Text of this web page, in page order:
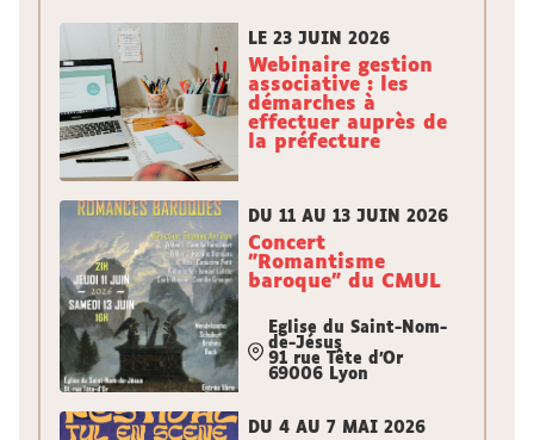
LE 23 JUIN 2026
Webinaire gestion
associative : les
démarches à
effectuer auprès de
la préfecture
DU 11 AU 13 JUIN 2026
Concert
"Romantisme
baroque" du CMUL
Eglise du Saint-Nom-
de-Jésus
91 rue Tête d'Or
69006 Lyon
DU 4 AU 7 MAI 2026